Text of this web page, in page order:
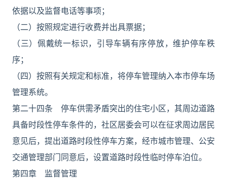
依据以及监督电话等事项；
（二）按照规定进行收费并出具票据；
（三）佩戴统一标识，引导车辆有序停放，维护停车秩
序；
（四）按照有关规定和标准，将停车管理纳入本市停车场
管理系统。
第二十四条 停车供需矛盾突出的住宅小区，其周边道路
具备时段性停车条件的，社区居委会可以在征求周边居民
意见后，提出道路时段性停车方案，经市城市管理、公安
交通管理部门同意后，设置道路时段性临时停车泊位。
第四章 监督管理